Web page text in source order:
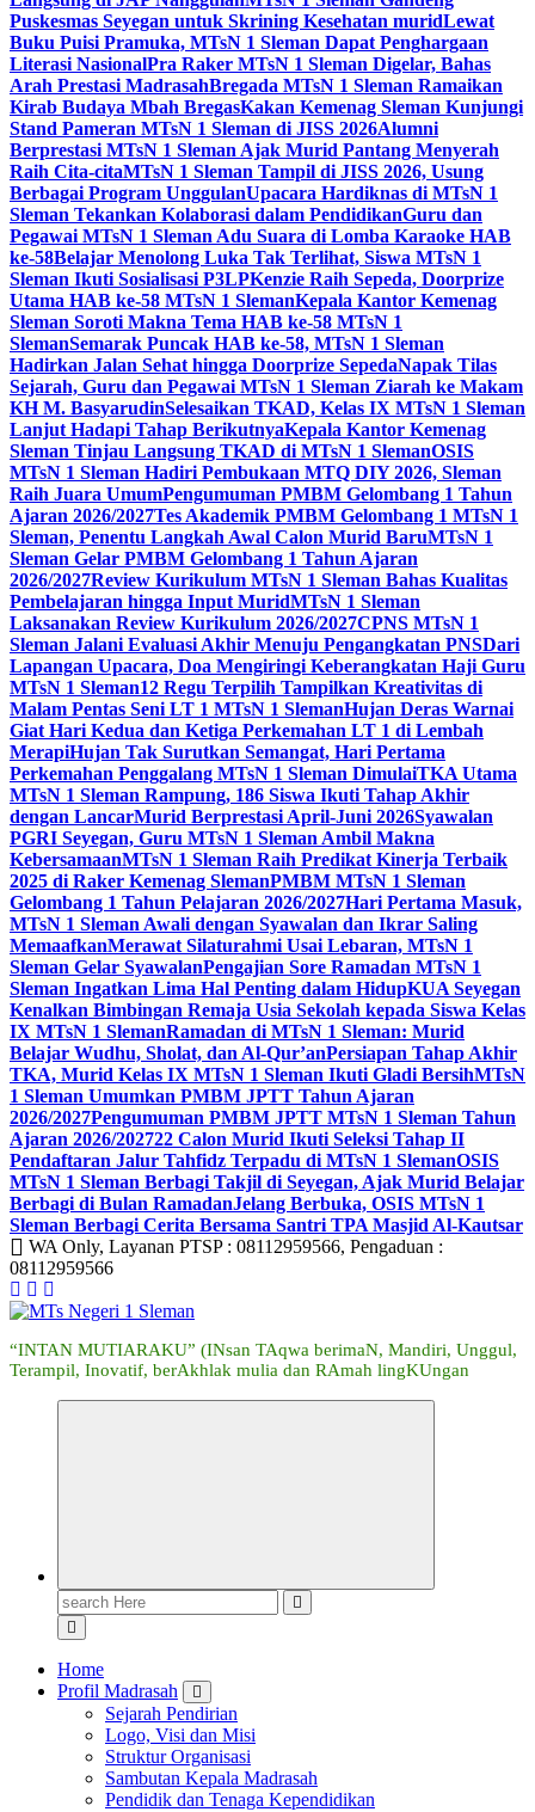
Puskesmas Seyegan untuk Skrining Kesehatan muridLewat
Buku Puisi Pramuka, MTsN 1 Sleman Dapat Penghargaan
Literasi NasionalPra Raker MTsN 1 Sleman Digelar, Bahas
Arah Prestasi MadrasahBregada MTsN 1 Sleman Ramaikan
Kirab Budaya Mbah BregasKakan Kemenag Sleman Kunjungi
Stand Pameran MTsN 1 Sleman di JISS 2026Alumni
Berprestasi MTsN 1 Sleman Ajak Murid Pantang Menyerah
Raih Cita-citaMTsN 1 Sleman Tampil di JISS 2026, Usung
Berbagai Program UnggulanUpacara Hardiknas di MTsN 1
Sleman Tekankan Kolaborasi dalam PendidikanGuru dan
Pegawai MTsN 1 Sleman Adu Suara di Lomba Karaoke HAB
ke-58Belajar Menolong Luka Tak Terlihat, Siswa MTsN 1
Sleman Ikuti Sosialisasi P3LPKenzie Raih Sepeda, Doorprize
Utama HAB ke-58 MTsN 1 SlemanKepala Kantor Kemenag
Sleman Soroti Makna Tema HAB ke-58 MTsN 1
SlemanSemarak Puncak HAB ke-58, MTsN 1 Sleman
Hadirkan Jalan Sehat hingga Doorprize SepedaNapak Tilas
Sejarah, Guru dan Pegawai MTsN 1 Sleman Ziarah ke Makam
KH M. BasyarudinSelesaikan TKAD, Kelas IX MTsN 1 Sleman
Lanjut Hadapi Tahap BerikutnyaKepala Kantor Kemenag
Sleman Tinjau Langsung TKAD di MTsN 1 SlemanOSIS
MTsN 1 Sleman Hadiri Pembukaan MTQ DIY 2026, Sleman
Raih Juara UmumPengumuman PMBM Gelombang 1 Tahun
Ajaran 2026/2027Tes Akademik PMBM Gelombang 1 MTsN 1
Sleman, Penentu Langkah Awal Calon Murid BaruMTsN 1
Sleman Gelar PMBM Gelombang 1 Tahun Ajaran
2026/2027Review Kurikulum MTsN 1 Sleman Bahas Kualitas
Pembelajaran hingga Input MuridMTsN 1 Sleman
Laksanakan Review Kurikulum 2026/2027CPNS MTsN 1
Sleman Jalani Evaluasi Akhir Menuju Pengangkatan PNSDari
Lapangan Upacara, Doa Mengiringi Keberangkatan Haji Guru
MTsN 1 Sleman12 Regu Terpilih Tampilkan Kreativitas di
Malam Pentas Seni LT 1 MTsN 1 SlemanHujan Deras Warnai
Giat Hari Kedua dan Ketiga Perkemahan LT 1 di Lembah
MerapiHujan Tak Surutkan Semangat, Hari Pertama
Perkemahan Penggalang MTsN 1 Sleman DimulaiTKA Utama
MTsN 1 Sleman Rampung, 186 Siswa Ikuti Tahap Akhir
dengan LancarMurid Berprestasi April-Juni 2026Syawalan
PGRI Seyegan, Guru MTsN 1 Sleman Ambil Makna
KebersamaanMTsN 1 Sleman Raih Predikat Kinerja Terbaik
2025 di Raker Kemenag SlemanPMBM MTsN 1 Sleman
Gelombang 1 Tahun Pelajaran 2026/2027Hari Pertama Masuk,
MTsN 1 Sleman Awali dengan Syawalan dan Ikrar Saling
MemaafkanMerawat Silaturahmi Usai Lebaran, MTsN 1
Sleman Gelar SyawalanPengajian Sore Ramadan MTsN 1
Sleman Ingatkan Lima Hal Penting dalam HidupKUA Seyegan
Kenalkan Bimbingan Remaja Usia Sekolah kepada Siswa Kelas
IX MTsN 1 SlemanRamadan di MTsN 1 Sleman: Murid
Belajar Wudhu, Sholat, dan Al-Qur’anPersiapan Tahap Akhir
TKA, Murid Kelas IX MTsN 1 Sleman Ikuti Gladi BersihMTsN
1 Sleman Umumkan PMBM JPTT Tahun Ajaran
2026/2027Pengumuman PMBM JPTT MTsN 1 Sleman Tahun
Ajaran 2026/202722 Calon Murid Ikuti Seleksi Tahap II
Pendaftaran Jalur Tahfidz Terpadu di MTsN 1 SlemanOSIS
MTsN 1 Sleman Berbagi Takjil di Seyegan, Ajak Murid Belajar
Berbagi di Bulan RamadanJelang Berbuka, OSIS MTsN 1
Sleman Berbagi Cerita Bersama Santri TPA Masjid Al-Kautsar
WA Only, Layanan PTSP : 08112959566, Pengaduan :
08112959566
“INTAN MUTIARAKU” (INsan TAqwa berimaN, Mandiri, Unggul,
Terampil, Inovatif, berAkhlak mulia dan RAmah lingKUngan
Search
for:
Home
Profil Madrasah
Sejarah Pendirian
Logo, Visi dan Misi
Struktur Organisasi
Sambutan Kepala Madrasah
Pendidik dan Tenaga Kependidikan